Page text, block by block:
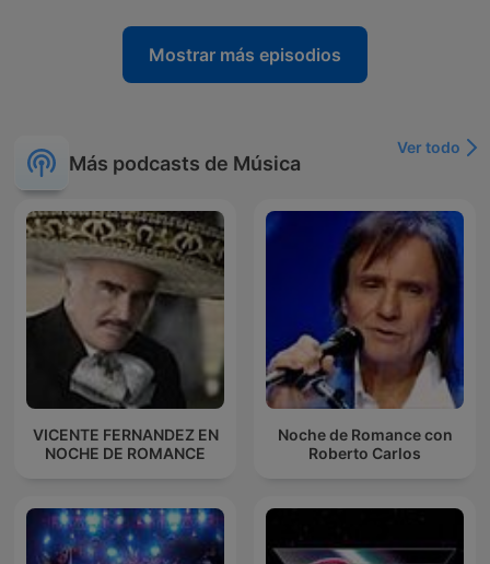
Mostrar más episodios
Más podcasts de Música
Ver todo
VICENTE FERNANDEZ EN
NOCHE DE ROMANCE
Noche de Romance con
Roberto Carlos